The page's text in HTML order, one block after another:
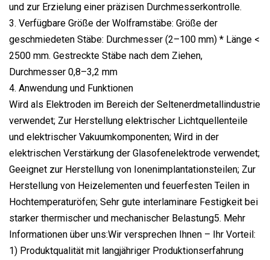
und zur Erzielung einer präzisen Durchmesserkontrolle.
3. Verfügbare Größe der Wolframstäbe: Größe der
geschmiedeten Stäbe: Durchmesser (2–100 mm) * Länge <
2500 mm. Gestreckte Stäbe nach dem Ziehen,
Durchmesser 0,8–3,2 mm
4. Anwendung und Funktionen
Wird als Elektroden im Bereich der Seltenerdmetallindustrie
verwendet; Zur Herstellung elektrischer Lichtquellenteile
und elektrischer Vakuumkomponenten; Wird in der
elektrischen Verstärkung der Glasofenelektrode verwendet;
Geeignet zur Herstellung von Ionenimplantationsteilen; Zur
Herstellung von Heizelementen und feuerfesten Teilen in
Hochtemperaturöfen; Sehr gute interlaminare Festigkeit bei
starker thermischer und mechanischer Belastung5. Mehr
Informationen über uns:Wir versprechen Ihnen – Ihr Vorteil:
1) Produktqualität mit langjähriger Produktionserfahrung